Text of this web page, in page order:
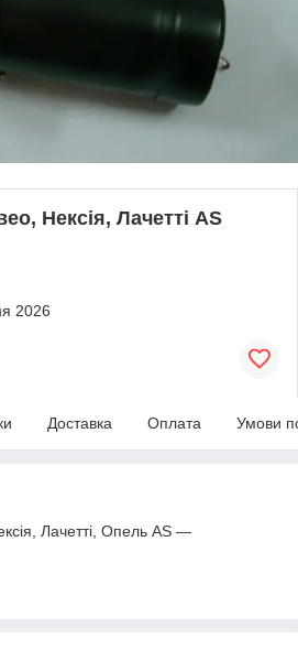
Нексія, Лачетті AS
2026
Доставка Оплата Умови
Лачетті, Опель AS —